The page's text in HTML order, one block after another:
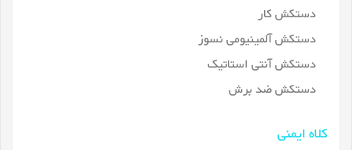
دستکش کار
دستکش آلمینیومی نسوز
دستکش آنتی استاتیک
دستکش ضد برش
کلاه ایمنی